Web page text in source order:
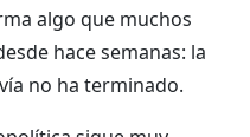
algo que muchos
hace semanas: la
no ha terminado.